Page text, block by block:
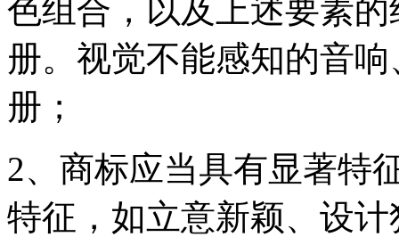
色组合，以及上述要素
册。视觉不能感知的音
册；
2、商标应当具有显著特
特征，如立意新颖、设